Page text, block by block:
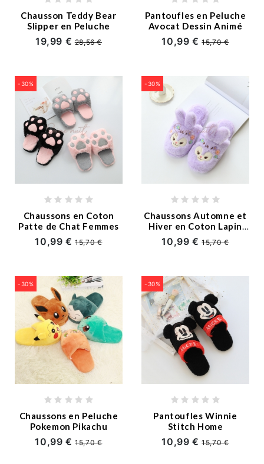
Chausson Teddy Bear
Slipper en Peluche
19,99 €28,56 €
Pantoufles en Peluche
Avocat Dessin Animé
10,99 €15,70 €
-30%
Chaussons en Coton
Patte de Chat Femmes
10,99 €15,70 €
-30%
Chaussons Automne et
Hiver en Coton Lapin
Ballet
10,99 €15,70 €
-30%
Chaussons en Peluche
Pokemon Pikachu
10,99 €15,70 €
-30%
Pantoufles Winnie
Stitch Home
10,99 €15,70 €